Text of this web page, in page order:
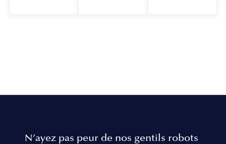
N’ayez pas peur de nos gentils robots